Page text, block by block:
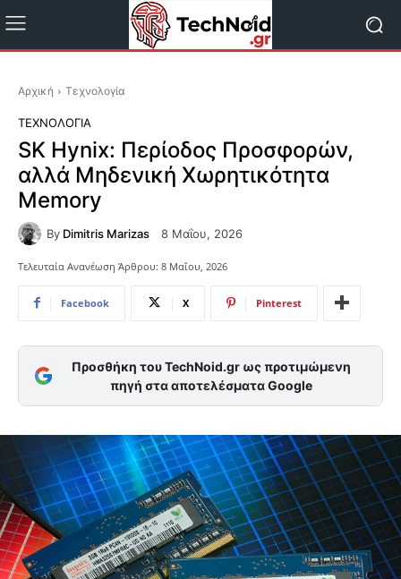
Αρχική Τεχνολογία
ΤΕΧΝΟΛΟΓΊΑ
SK Hynix: Περίοδος Προσφορών,
αλλά Μηδενική Χωρητικότητα
Memory
By Dimitris Marizas 8 Μαΐου, 2026
Τελευταία Ανανέωση Άρθρου: 8 Μαΐου, 2026
Facebook X Pinterest
Προσθήκη του TechNoid.gr ως προτιμώμενη
πηγή στα αποτελέσματα Google